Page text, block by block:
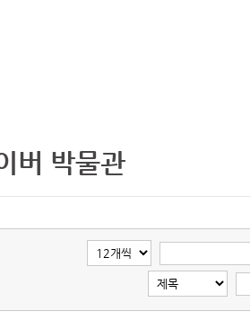
버 박물관